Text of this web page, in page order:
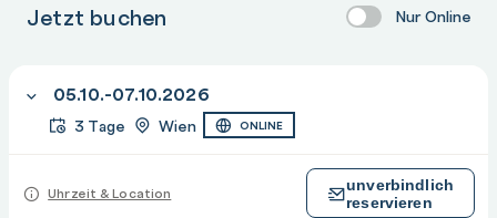
Messen und Optimieren der Teamleistung
Jetzt buchen Nur Online
05.10.-07.10.2026
3 Tage Wien ONLINE
Uhrzeit & Location
unverbindlich
reservieren